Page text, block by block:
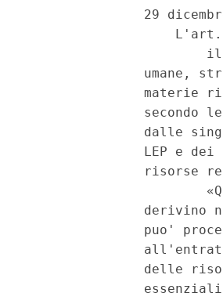
il confronto
prima
n. 86 del 2024,
dalla
Disposizioni per
delle Regioni a
terzo comma,
di
a
- Previsione che
dal Consiglio